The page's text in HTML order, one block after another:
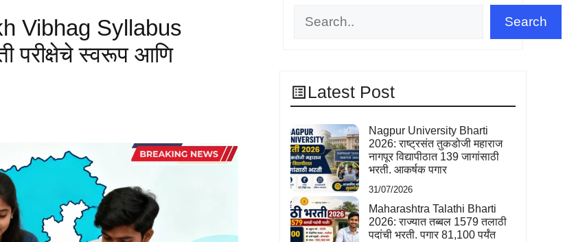
Vibhag Syllabus
परीक्षेचे स्वरूप आणि
Search
Latest Post
Nagpur University Bharti
2026: राष्ट्रसंत तुकडोजी महाराज
नागपूर विद्यापीठात 139 जागांसाठी
भरती. आकर्षक पगार
31/07/2026
Maharashtra Talathi Bharti
2026: राज्यात तब्बल 1579 तलाठी
पदांची भरती. पगार 81,100 पर्यंत